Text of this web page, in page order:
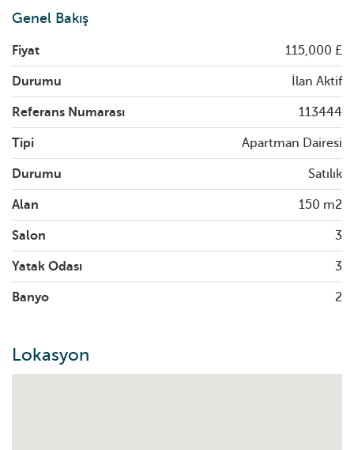
Genel Bakış
Fiyat 115,000 £
Durumu İlan Aktif
Referans Numarası 113444
Tipi Apartman Dairesi
Durumu Satılık
Alan 150 m2
Salon 3
Yatak Odası 3
Banyo 2
Lokasyon